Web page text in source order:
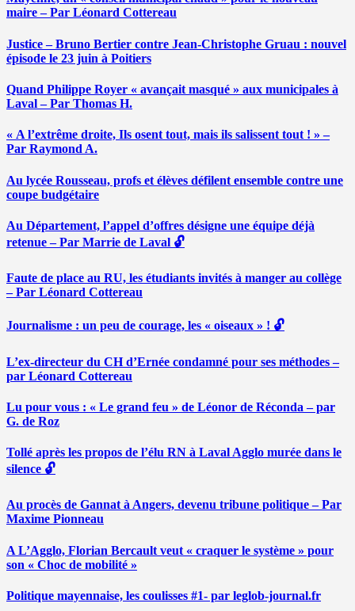
maire – Par Léonard Cottereau
Justice – Bruno Bertier contre Jean-Christophe Gruau : nouvel
épisode le 23 juin à Poitiers
Quand Philippe Royer « avançait masqué » aux municipales à
Laval – Par Thomas H.
« A l’extrême droite, Ils osent tout, mais ils salissent tout ! » –
Par Raymond A.
Au lycée Rousseau, profs et élèves défilent ensemble contre une
coupe budgétaire
Au Département, l’appel d’offres désigne une équipe déjà
retenue – Par Marrie de Laval 🔓
Faute de place au RU, les étudiants invités à manger au collège
– Par Léonard Cottereau
Journalisme : un peu de courage, les « oiseaux » ! 🔓
L’ex-directeur du CH d’Ernée condamné pour ses méthodes –
par Léonard Cottereau
Lu pour vous : « Le grand feu » de Léonor de Réconda – par
G. de Roz
Tollé après les propos de l’élu RN à Laval Agglo murée dans le
silence 🔓
Au procès de Gannat à Angers, devenu tribune politique – Par
Maxime Pionneau
A L’Agglo, Florian Bercault veut « craquer le système » pour
son « Choc de mobilité »
Politique mayennaise, les coulisses #1- par leglob-journal.fr